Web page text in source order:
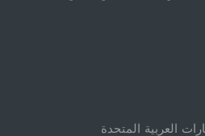
العربية المتحدة